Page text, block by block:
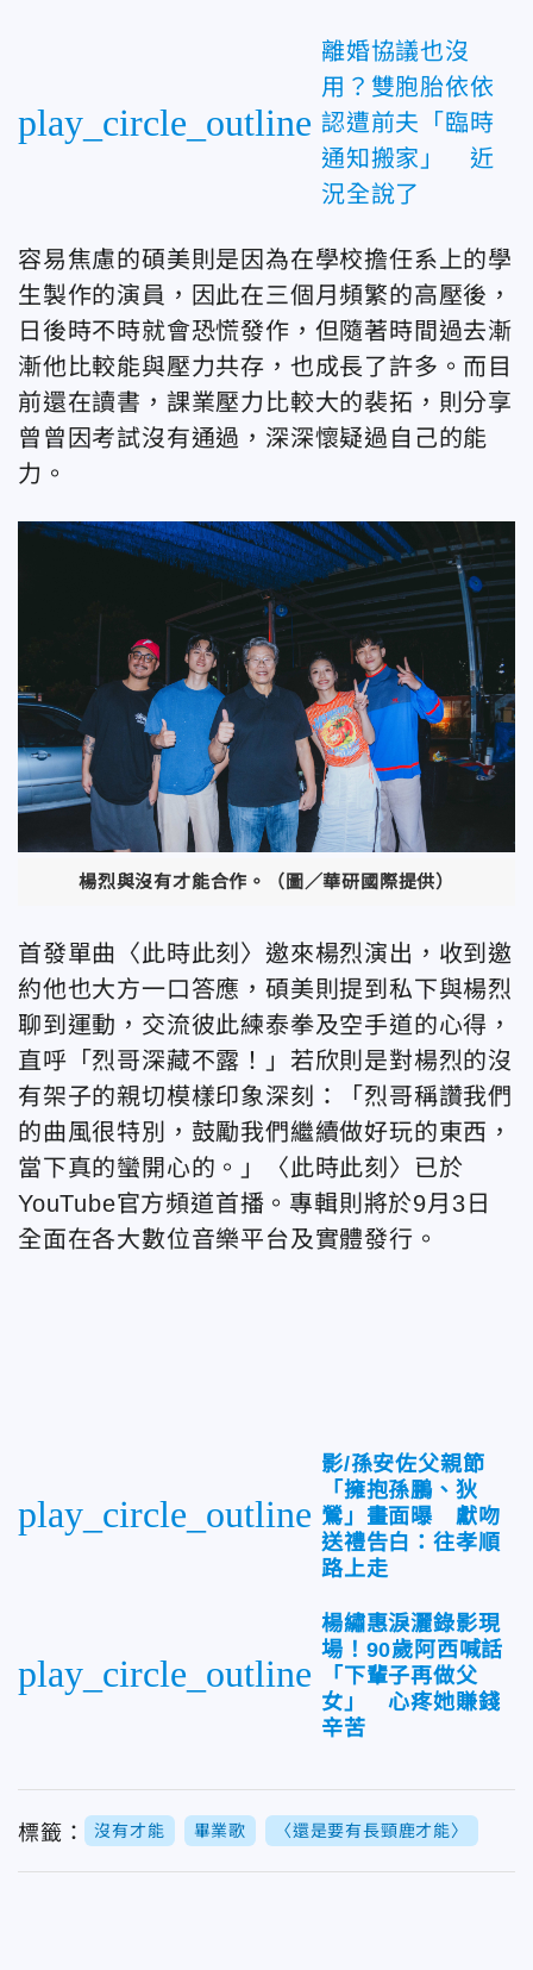
play_circle_outline
離婚協議也沒
用？雙胞胎依依
認遭前夫「臨時
通知搬家」 近
況全說了
容易焦慮的碩美則是因為在學校擔任系上的學
生製作的演員，因此在三個月頻繁的高壓後，
日後時不時就會恐慌發作，但隨著時間過去漸
漸他比較能與壓力共存，也成長了許多。而目
前還在讀書，課業壓力比較大的裴拓，則分享
曾曾因考試沒有通過，深深懷疑過自己的能
力。
楊烈與沒有才能合作。（圖／華研國際提供）
首發單曲〈此時此刻〉邀來楊烈演出，收到邀
約他也大方一口答應，碩美則提到私下與楊烈
聊到運動，交流彼此練泰拳及空手道的心得，
直呼「烈哥深藏不露！」若欣則是對楊烈的沒
有架子的親切模樣印象深刻：「烈哥稱讚我們
的曲風很特別，鼓勵我們繼續做好玩的東西，
當下真的蠻開心的。」〈此時此刻〉已於
YouTube官方頻道首播。專輯則將於9月3日
全面在各大數位音樂平台及實體發行。
play_circle_outline
影/孫安佐父親節
「擁抱孫鵬、狄
鶯」畫面曝 獻吻
送禮告白：往孝順
路上走
play_circle_outline
楊繡惠淚灑錄影現
場！90歲阿西喊話
「下輩子再做父
女」 心疼她賺錢
辛苦
標籤： 沒有才能 畢業歌 〈還是要有長頸鹿才能〉